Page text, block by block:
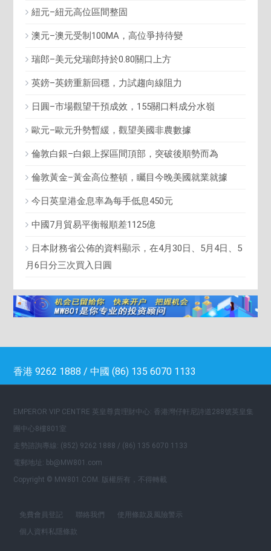
紐元–紐元高位區間整固
澳元–澳元受制100MA，高位爭持待變
瑞郎–美元兌瑞郎持於0.80關口上方
英鎊–英鎊重新回穩，力試趨向線阻力
日圓–市場觀望干預成效，155關口料成分水嶺
歐元–歐元升勢暫緩，觀望美國非農數據
倫敦白銀–白銀上探區間頂部，突破後順勢而為
倫敦黃金–黃金高位整頓，矚目今晚美國就業就據
今日英皇港金息率為每手低息450元
中國7月貿易平衡報順差1125億
日本財務省公佈的資料顯示，在4月30日、5月4日、5
月6日分三次買入日圓
香港 9262 1888 / 中國 (86) 135 6070 1133
EMPEROR VIP CENTRE 英皇尊貴理財中心: 香港灣仔軒尼詩道288號英皇集
團中心8樓801室
走勢諮詢專線: (852) 9262 1888 / (86) 135 6070 1133
電郵地址: bb@MW801.com
Copyright © MW801.COM. 版權所有，不得轉載
免費會員登記 聯絡我們
使用條款及風險警示
個人資料私隱條款